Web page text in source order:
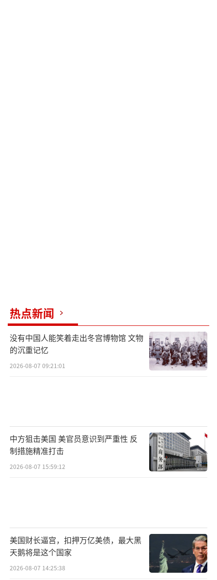
热点新闻
没有中国人能笑着走出冬宫博物馆 文物
的沉重记忆
2026-08-07 09:21:01
中方狙击美国 美官员意识到严重性 反
制措施精准打击
2026-08-07 15:59:12
美国财长逼宫，扣押万亿美债，最大黑
天鹅将是这个国家
2026-08-07 14:25:38